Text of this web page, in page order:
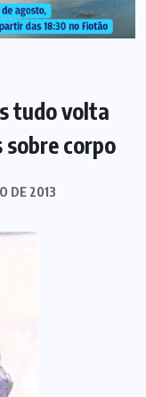
tudo volta
sobre corpo
DE 2013